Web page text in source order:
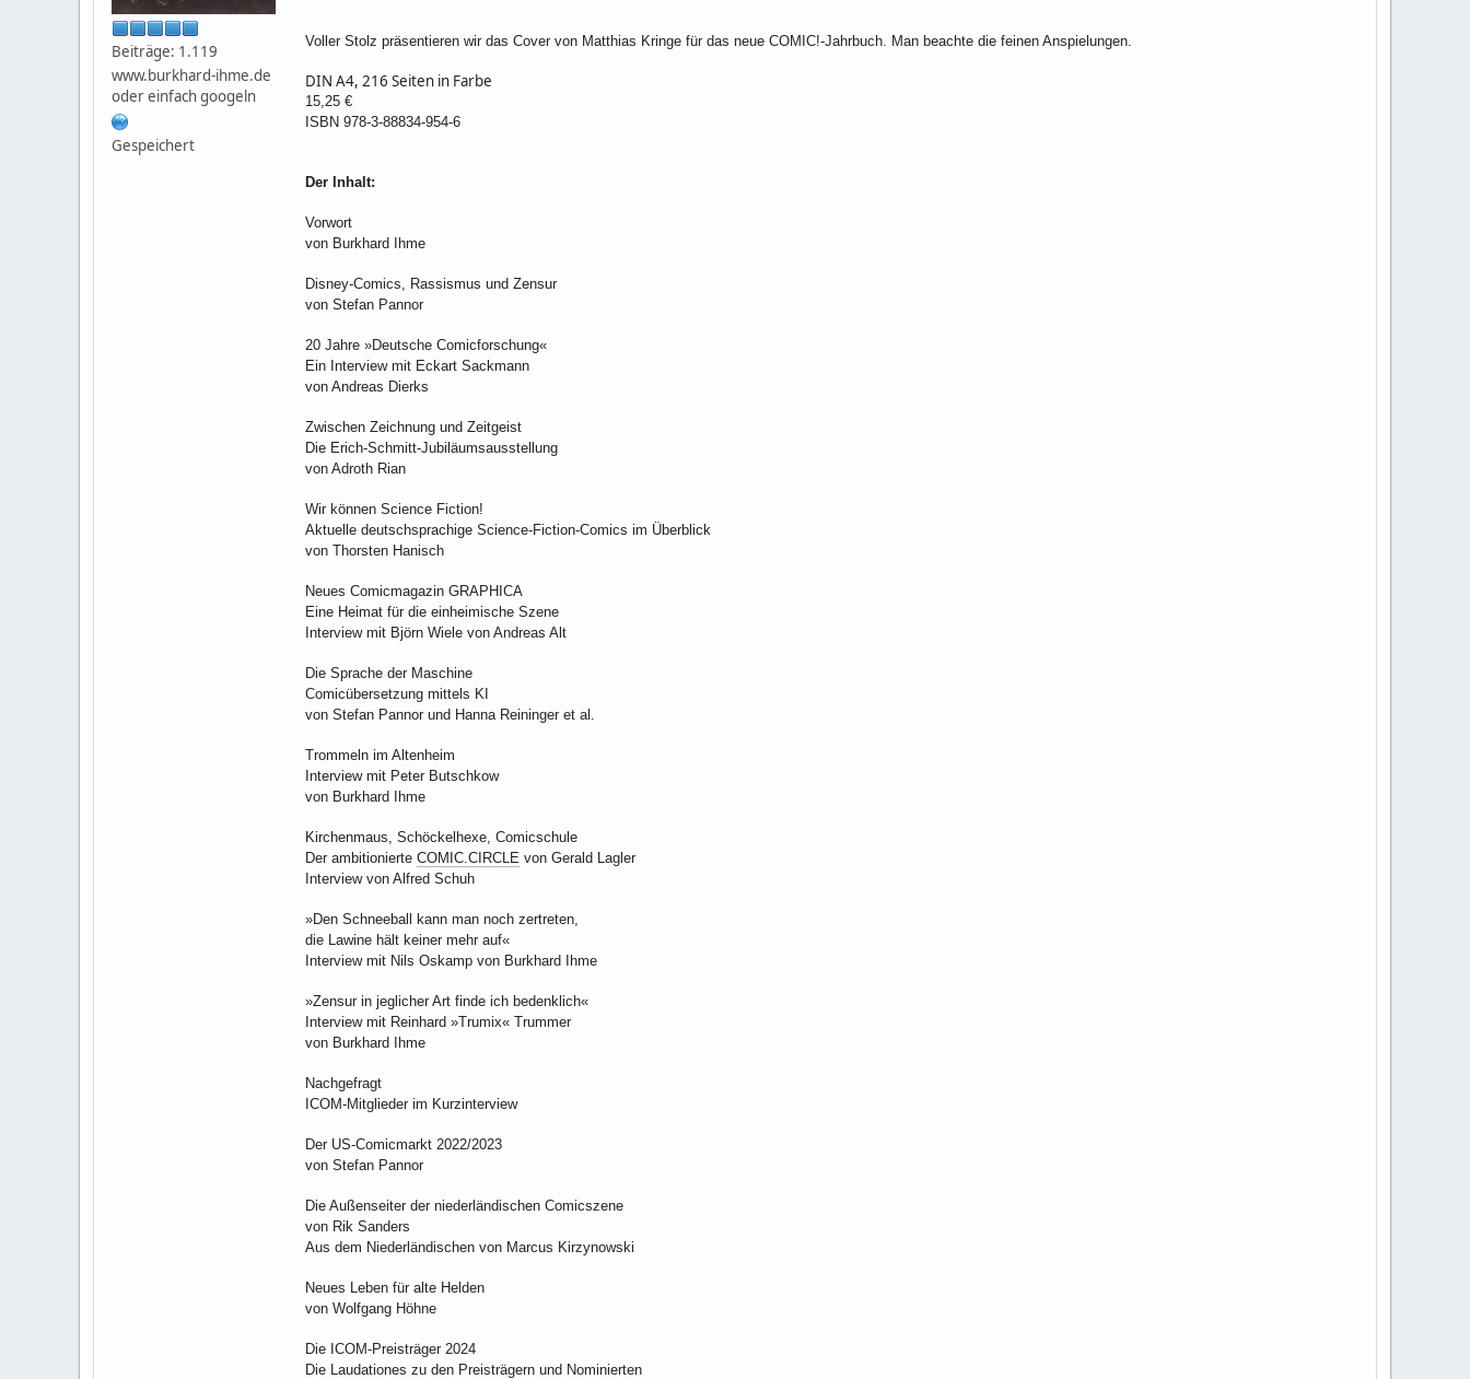
Beiträge: 1.119
www.burkhard-ihme.de
oder einfach googeln
Gespeichert
Voller Stolz präsentieren wir das Cover von Matthias Kringe für das neue COMIC!-Jahrbuch. Man beachte die feinen Anspielungen.
DIN A4, 216 Seiten in Farbe
15,25 €
ISBN 978-3-88834-954-6
Der Inhalt:
Vorwort
von Burkhard Ihme
Disney-Comics, Rassismus und Zensur
von Stefan Pannor
20 Jahre »Deutsche Comicforschung«
Ein Interview mit Eckart Sackmann
von Andreas Dierks
Zwischen Zeichnung und Zeitgeist
Die Erich-Schmitt-Jubiläumsausstellung
von Adroth Rian
Wir können Science Fiction!
Aktuelle deutschsprachige Science-Fiction-Comics im Überblick
von Thorsten Hanisch
Neues Comicmagazin GRAPHICA
Eine Heimat für die einheimische Szene
Interview mit Björn Wiele von Andreas Alt
Die Sprache der Maschine
Comicübersetzung mittels KI
von Stefan Pannor und Hanna Reininger et al.
Trommeln im Altenheim
Interview mit Peter Butschkow
von Burkhard Ihme
Kirchenmaus, Schöckelhexe, Comicschule
Der ambitionierte COMIC.CIRCLE von Gerald Lagler
Interview von Alfred Schuh
»Den Schneeball kann man noch zertreten,
die Lawine hält keiner mehr auf«
Interview mit Nils Oskamp von Burkhard Ihme
»Zensur in jeglicher Art finde ich bedenklich«
Interview mit Reinhard »Trumix« Trummer
von Burkhard Ihme
Nachgefragt
ICOM-Mitglieder im Kurzinterview
Der US-Comicmarkt 2022/2023
von Stefan Pannor
Die Außenseiter der niederländischen Comicszene
von Rik Sanders
Aus dem Niederländischen von Marcus Kirzynowski
Neues Leben für alte Helden
von Wolfgang Höhne
Die ICOM-Preisträger 2024
Die Laudationes zu den Preisträgern und Nominierten